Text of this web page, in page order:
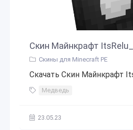
Скин Майнкрафт ItsRelu_
Скины для Minecraft PE
Скачать Скин Майнкрафт
Медведь
23.05.23